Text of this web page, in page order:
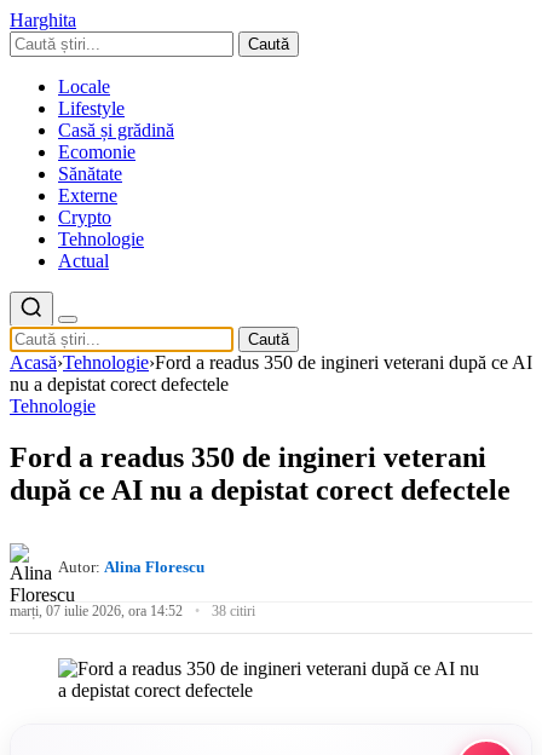
Harghita
Caută
Locale
Lifestyle
Casă și grădină
Ecomonie
Sănătate
Externe
Crypto
Tehnologie
Actual
Caută
Acasă›Tehnologie›Ford a readus 350 de ingineri veterani după ce AI
nu a depistat corect defectele
Tehnologie
Ford a readus 350 de ingineri veterani
după ce AI nu a depistat corect defectele
Autor: Alina Florescu
marți, 07 iulie 2026, ora 14:52 38 citiri